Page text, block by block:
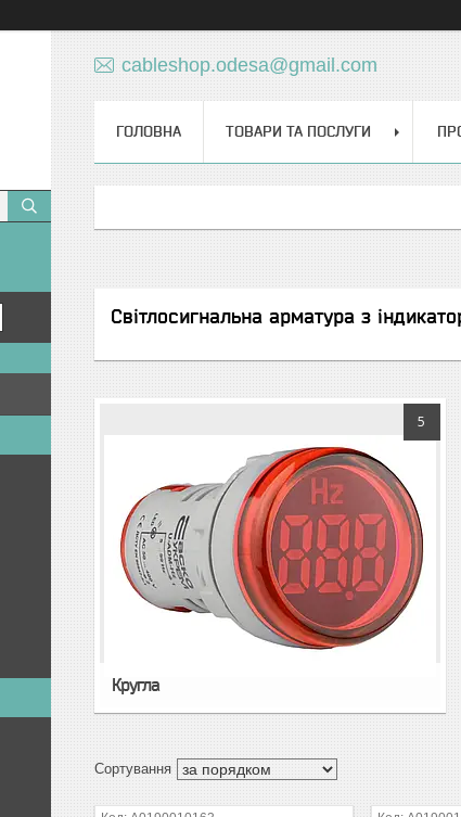
cableshop.odesa@gmail.com
ГОЛОВНА ТОВАРИ ТА ПОСЛУГИ
Світлосигнальна арматура з
5
Кругла